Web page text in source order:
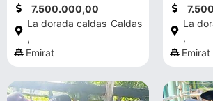
7.500.000,00
La dorada caldas
,
Caldas
Emirat
La
,
Emirat